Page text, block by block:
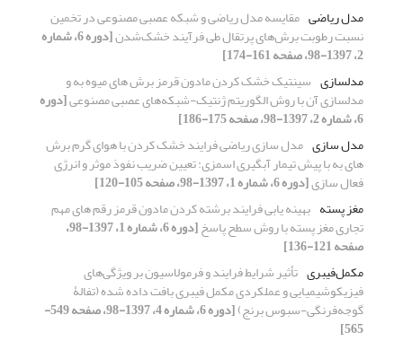
مدل ریاضی مقایسه مدل‌ ریاضی و شبکه عصبی مصنوعی در تخمین
نسبت رطوبت برش‌های پرتقال طی فرآیند خشک‌شدن [دوره 6، شماره
2، 1397-98، صفحه 161-174]
مدلسازی سینتیک خشک کردن مادون قرمز برش های میوه به و
مدلسازی آن با روش الگوریتم ژنتیک-شبکه‌های عصبی مصنوعی[دوره
6، شماره 2، 1397-98، صفحه 175-186]
مدل سازی مدل‏ سازی ریاضی فرایند خشک ‏کردن با هوای گرم برش
‏های به با پیش‏ تیمار آبگیری اسمزی: تعیین ضریب نفوذ موثر و انرژی
فعال‏ سازی[دوره 6، شماره 1، 1397-98، صفحه 105-120]
مغز پسته بهینه یابی فرایند برشته کردن مادون قرمز رقم های مهم
تجاری مغز پسته با روش سطح پاسخ [دوره 6، شماره 1، 1397-98،
صفحه 121-136]
مکمل‌فیبری تأثیر شرایط فرایند و فرمولاسیون بر ویژگی‌های
فیزیکوشیمیایی و عملکردی مکمل فیبری بافت داده شده (تفالۀ
گوجه‌فرنگی-سبوس برنج) [دوره 6، شماره 4، 1397-98، صفحه 549-
565]